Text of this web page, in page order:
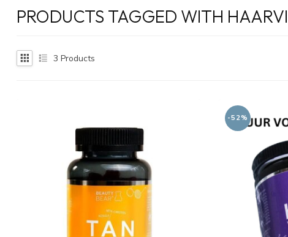
PRODUCTS TAGGED WITH
3 Products
-52%